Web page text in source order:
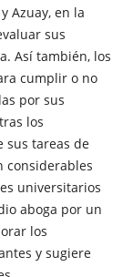
Azuay, en la
sus
Así también, los
cumplir o no
por sus
los
sus tareas de
considerables
universitarios
aboga por un
los
y sugiere